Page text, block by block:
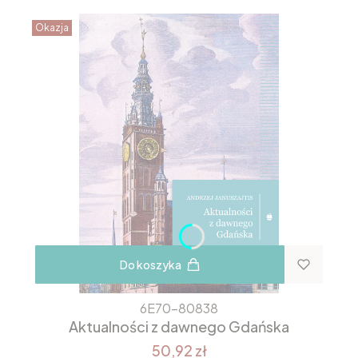
Okazja
Do koszyka
6E70-80838
Aktualności z dawnego Gdańska
50,92 zł